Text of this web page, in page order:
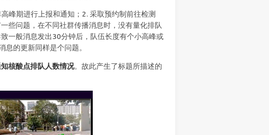
峰期进行上报和通知；2. 采取预约制前往检测
些问题，在不同社群传播消息时，没有量化排队
一般消息发出30分钟后，队伍长度有个小高峰或
的更新同样是个问题。
核酸点排队人数情况。故此产生了标题所描述的